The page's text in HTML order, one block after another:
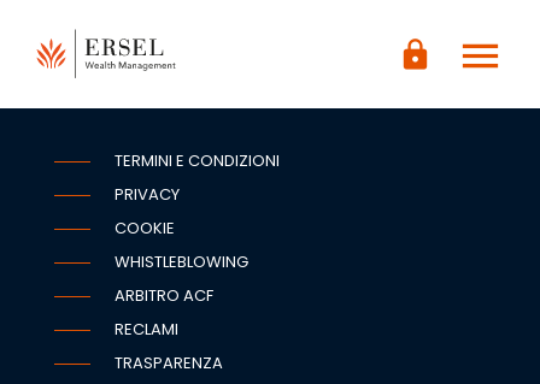
CONTENUTO
PRINCIPALE
lock menu
TERMINI E CONDIZIONI
PRIVACY
COOKIE
WHISTLEBLOWING
ARBITRO ACF
RECLAMI
TRASPARENZA